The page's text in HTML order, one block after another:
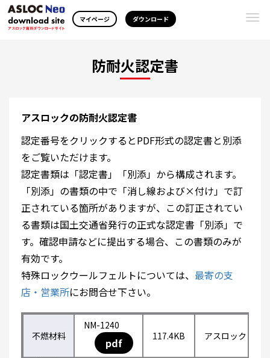
マイページ ダウンロード
防耐火認定書
アスロックの防耐火認定書
認定番号をクリックするとPDF形式の認定書と別添
をご覧いただけます。
認定書類は「認定書」「別添」から構成されます。
「別添」の書類の中で「消し線および×付け」で訂
正されている箇所がありますが、この訂正されてい
る書類は国土交通省発行の正式な認定書「別添」で
す。確認申請などに提出する場合、この書類のみが
有効です。
特殊ロックウールフェルトについては、 最寄の支
店・営業所にお問合せ下さい。
不燃材料
NM-1240
pdf 117.4KB アスロック